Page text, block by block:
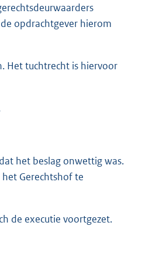
opdrachtgever hierom
Het tuchtrecht is hiervoor
het beslag onwettig was.
Gerechtshof te
de executie voortgezet.